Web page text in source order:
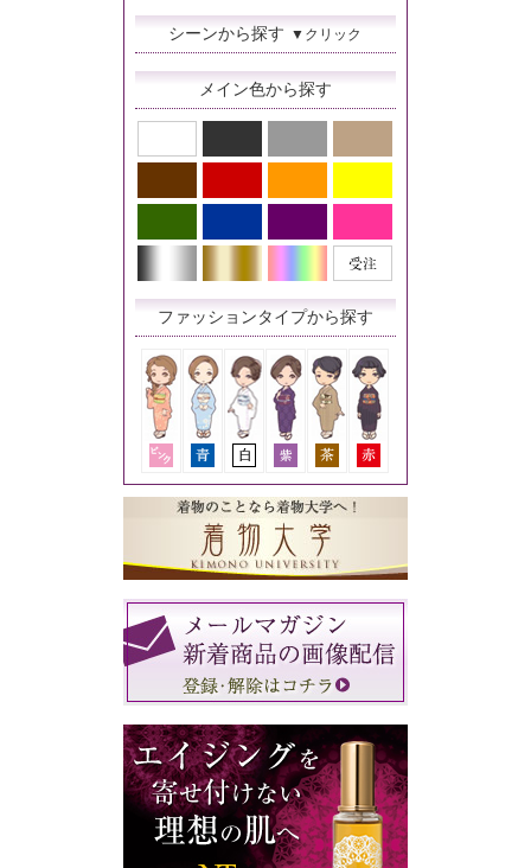
シーンから探す ▼クリック
メイン色から探す
ファッションタイプから探す